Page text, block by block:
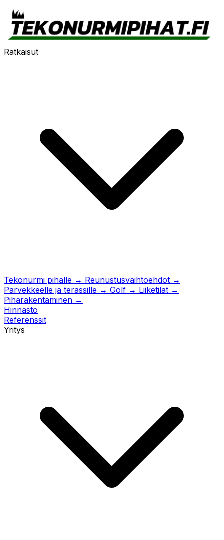
Ratkaisut
Tekonurmi pihalle → Reunustusvaihtoehdot →
Parvekkeelle ja terassille → Golf → Liiketilat →
Piharakentaminen →
Hinnasto
Referenssit
Yritys